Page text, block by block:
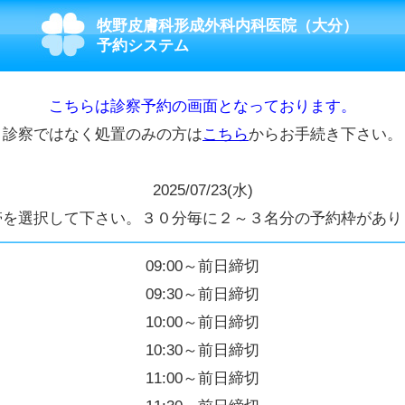
牧野皮膚科形成外科内科医院（大分）
予約システム
こちらは診察予約の画面となっております。
診察ではなく処置のみの方はこちらからお手続き下さい。
2025/07/23(水)
選択して下さい。３０分毎に２～３名分の予約枠があ
09:00～前日締切
09:30～前日締切
10:00～前日締切
10:30～前日締切
11:00～前日締切